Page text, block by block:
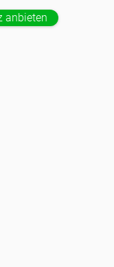
anbieten